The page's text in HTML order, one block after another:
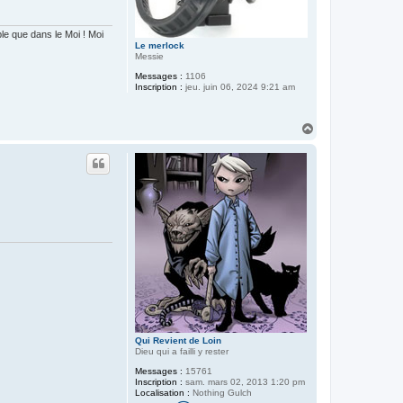
n
t
d
i
n
Le merlock
Messie
Messages : 1106
Inscription : jeu. juin 06, 2024 9:21 am
que dans le Moi ! Moi
Qui Revient de Loin
Dieu qui a failli y rester
Messages : 15761
Inscription : sam. mars 02, 2013 1:20 pm
Localisation : Nothing Gulch